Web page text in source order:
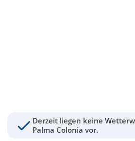
Derzeit liegen keine
Palma Colonia vor.